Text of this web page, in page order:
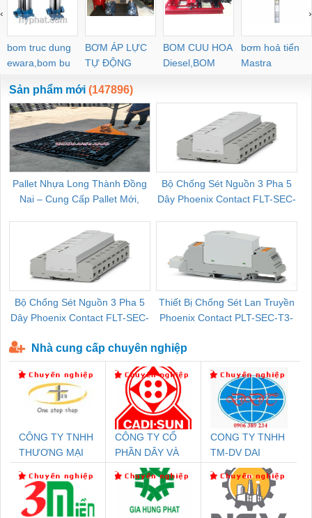
bom truc dung
ewara,bom bu
ewara
BƠM ÁP LỰC
TỰ ĐỘNG
BOM CUU HOA
Diesel,BOM
CHUA CHAY
bơm hoả tiển
Mastra
‹ ›
Sản phẩm mới (147896)
Pallet Nhựa Long Thành Đồng
Nai – Cung Cấp Pallet Mới,
Bộ Chống Sét Nguồn 3 Pha 5
Dây Phoenix Contact FLT-SEC-
Bộ Chống Sét Nguồn 3 Pha 5
Dây Phoenix Contact FLT-SEC-
Thiết Bị Chống Sét Lan Truyền
Phoenix Contact PLT-SEC-T3-
Nhà cung cấp chuyên nghiệp
CÔNG TY TNHH
THƯƠNG MẠI
NAM
CÔNG TY CỔ
PHẦN DÂY VÀ
CÁP ĐIỆN
THƯỢNG ĐÌNH
CONG TY TNHH
TM-DV DAI
DONG THANH